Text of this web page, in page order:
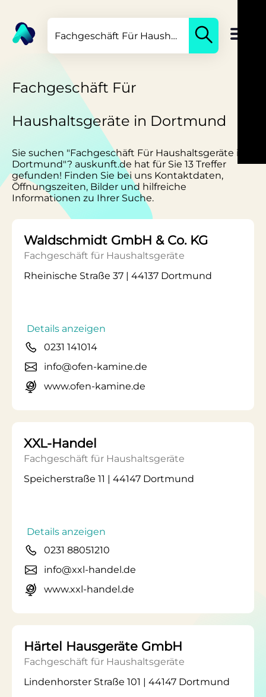
Fachgeschäft Für
Haushaltsgeräte in Dortmund
Sie suchen "Fachgeschäft Für Haushaltsgeräte in
Dortmund"? auskunft.de hat für Sie 13 Treffer
gefunden! Finden Sie bei uns Kontaktdaten,
Öffnungszeiten, Bilder und hilfreiche
Informationen zu Ihrer Suche.
Waldschmidt GmbH & Co. KG
Fachgeschäft für Haushaltsgeräte
Rheinische Straße 37 | 44137 Dortmund
Details anzeigen
0231 141014
info@ofen-kamine.de
www.ofen-kamine.de
XXL-Handel
Fachgeschäft für Haushaltsgeräte
Speicherstraße 11 | 44147 Dortmund
Details anzeigen
0231 88051210
info@xxl-handel.de
www.xxl-handel.de
Härtel Hausgeräte GmbH
Fachgeschäft für Haushaltsgeräte
Lindenhorster Straße 101 | 44147 Dortmund